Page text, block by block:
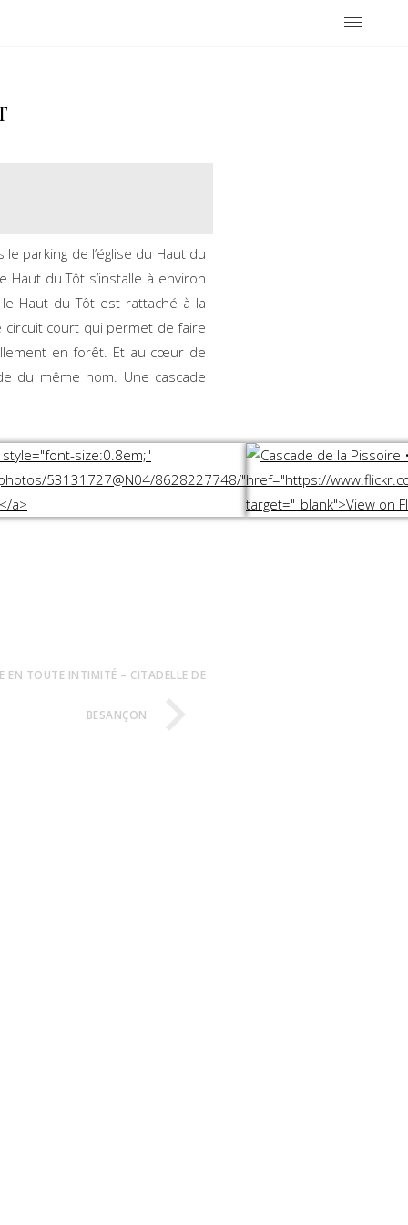
le parking de l’église du Haut du
du Tôt s’installe à environ
Haut du Tôt est rattaché à la
circuit court qui permet de faire
en forêt. Et au cœur de
du même nom. Une cascade
EN TOUTE INTIMITÉ – CITADELLE DE
BESANÇON